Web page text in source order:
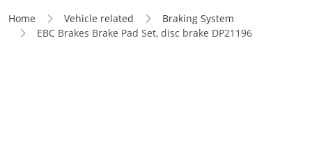
Home Vehicle related
Braking System
EBC Brakes Brake Pad Set, disc brake DP21196